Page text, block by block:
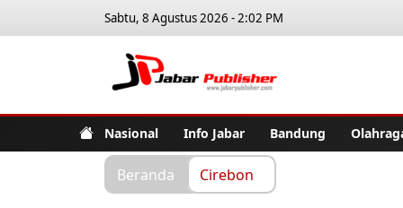
Sabtu, 8 Agustus 2026 - 2:02 PM
Nasional Info Jabar Bandung
Beranda Cirebon